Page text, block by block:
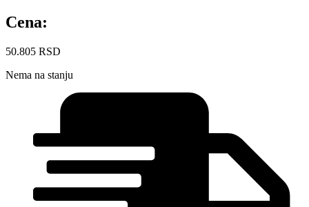
Cena:
50.805 RSD
Nema na stanju